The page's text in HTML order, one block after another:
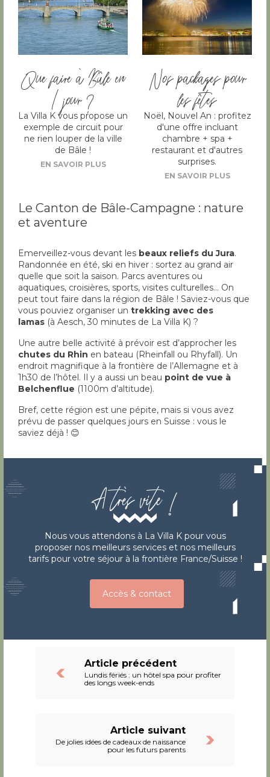
Que faire à Bâle en
1 jour ?
La Villa K vous propose un
exemple de circuit pour
ne rien louper de la ville
de Bâle !
EN SAVOIR PLUS
Nos packages pour
les fêtes
Noël, Nouvel An : profitez
d'une offre incluant
chambre + spa +
restaurant et d'autres
surprises.
EN SAVOIR PLUS
Le Canton de Bâle-Campagne : nature
et aventure
Emerveillez-vous devant les beaux reliefs du Jura.
Randonnée en été, ski en hiver : sortez au grand air
quelle que soit la saison. Parcs aventures ou
aquatiques, croisières, sports, visites culturelles… On
peut tout faire dans la région de Bâle ! Saviez-vous que
vous pouviez organiser un trekking avec des
lamas (à Aesch, 30 minutes de La Villa K) ?
Une autre belle activité à prévoir est d’approcher les
chutes du Rhin en bateau (Rheinfall ou Rhyfall). Un
endroit magnifique à la frontière de l’Allemagne et à
1h30 de l’hôtel. Il y a aussi un beau point de vue à
Belchenflue (1100m d’altitude).
Bref, cette région est une pépite, mais si vous avez
prévu de passer quelques jours en Suisse : vous le
saviez déjà ! 😊
A très vite !
Nous vous attendons à La Villa K pour vous
proposer nos meilleurs services et nos meilleurs
tarifs pour votre séjour à la frontière France/Suisse !
Accès & contact
Article précédent
Lundis fériés : un hôtel spa pour profiter
des longs week-ends
Article suivant
De jolies idées de cadeaux de naissance
pour les futurs parents